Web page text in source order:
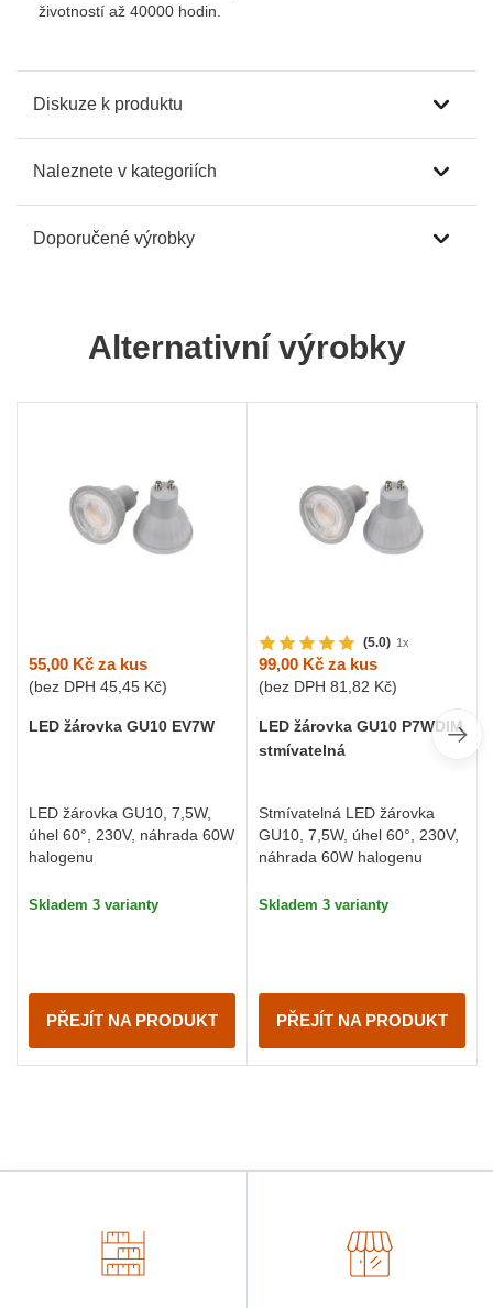
životností až 40000 hodin.
Diskuze k produktu
Naleznete v kategoriích
Doporučené výrobky
Alternativní výrobky
55,00 Kč za kus
(bez DPH 45,45 Kč)
LED žárovka GU10 EV7W
LED žárovka GU10, 7,5W,
úhel 60°, 230V, náhrada 60W
halogenu
Skladem 3 varianty
PŘEJÍT NA PRODUKT
(5.0) 1x
99,00 Kč za kus
(bez DPH 81,82 Kč)
LED žárovka GU10 P7WDIM
stmívatelná
Stmívatelná LED žárovka
GU10, 7,5W, úhel 60°, 230V,
náhrada 60W halogenu
Skladem 3 varianty
PŘEJÍT NA PRODUKT